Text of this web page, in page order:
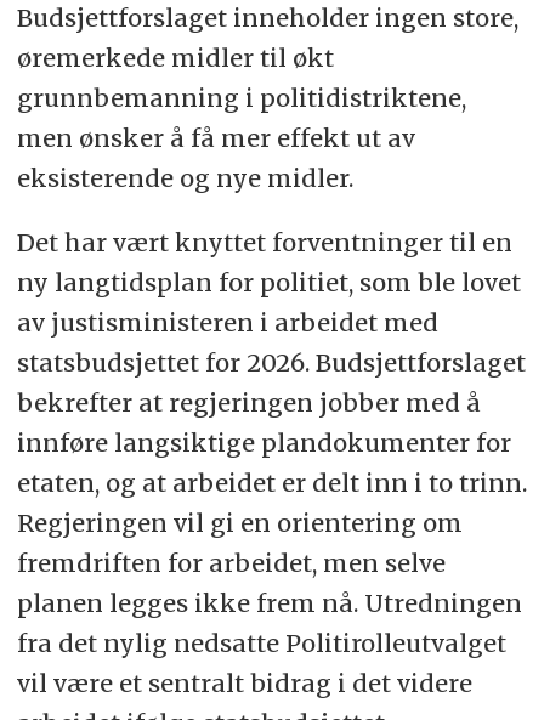
Budsjettforslaget inneholder ingen store,
øremerkede midler til økt
grunnbemanning i politidistriktene,
men ønsker å få mer effekt ut av
eksisterende og nye midler.
Det har vært knyttet forventninger til en
ny langtidsplan for politiet, som ble lovet
av justisministeren i arbeidet med
statsbudsjettet for 2026. Budsjettforslaget
bekrefter at regjeringen jobber med å
innføre langsiktige plandokumenter for
etaten, og at arbeidet er delt inn i to trinn.
Regjeringen vil gi en orientering om
fremdriften for arbeidet, men selve
planen legges ikke frem nå. Utredningen
fra det nylig nedsatte Politirolleutvalget
vil være et sentralt bidrag i det videre